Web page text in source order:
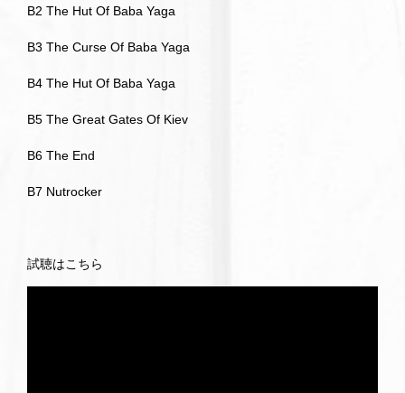
B2 The Hut Of Baba Yaga
B3 The Curse Of Baba Yaga
B4 The Hut Of Baba Yaga
B5 The Great Gates Of Kiev
B6 The End
B7 Nutrocker
試聴はこちら